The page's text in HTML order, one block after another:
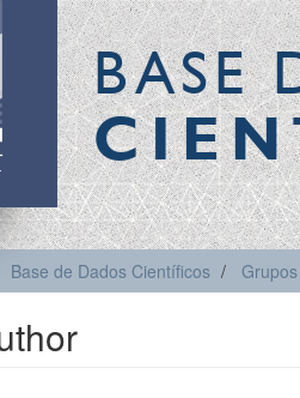
BASE
Base de Dados Científicos